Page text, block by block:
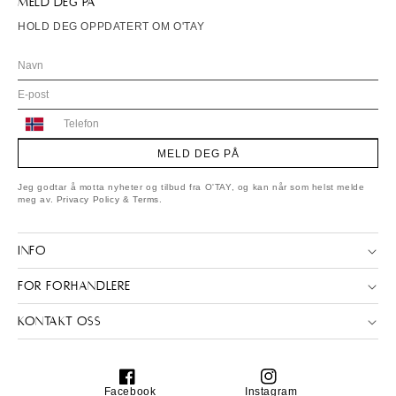
HOLD DEG OPPDATERT OM O'TAY
Norway
MELD DEG PÅ
Jeg godtar å motta nyheter og tilbud fra O'TAY, og kan når som helst melde
meg av. Privacy Policy &Terms
INFO
FOR FORHANDLERE
KONTAKT OSS
Facebook
Facebook
Instagram
Instagram